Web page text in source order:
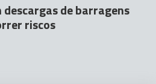
descargas de barragens
riscos